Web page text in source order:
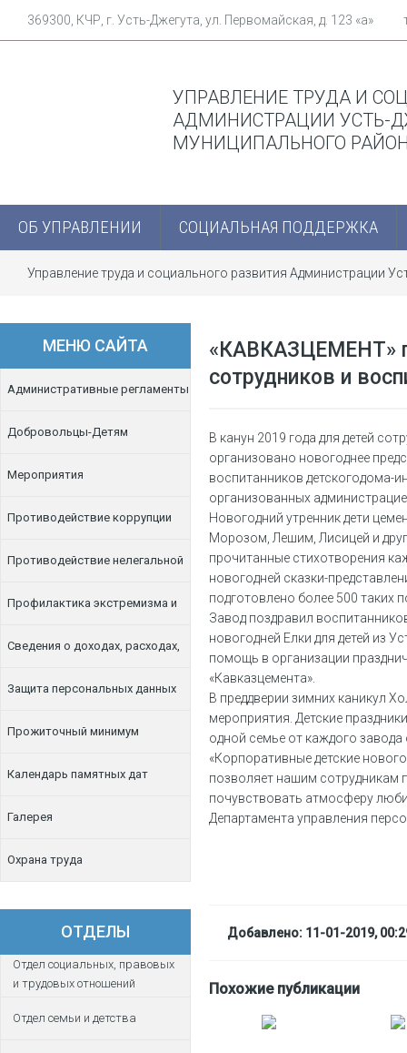
369300, КЧР, г. Усть-Джегута, ул. Первомайская, д. 123 «а»
УПРАВЛЕНИЕ ТРУДА И
АДМИНИСТРАЦИИ УСТЬ-
МУНИЦИПАЛЬНОГО
ОБ УПРАВЛЕНИИ СОЦИАЛЬНАЯ ПОДДЕРЖКА
Управление труда и социального развития Администрации
МЕНЮ САЙТА
Административные регламенты
Добровольцы-Детям
Мероприятия
Противодействие коррупции
Противодействие нелегальной
занятости
Профилактика экстремизма и
терроризма
Сведения о доходах, расходах,
об имуществе и обязательствах
имущественного характера
Защита персональных данных
Прожиточный минимум
Календарь памятных дат
Галерея
Охрана труда
ОТДЕЛЫ
Отдел социальных, правовых
и трудовых отношений
Отдел семьи и детства
«КАВКАЗЦЕМЕНТ»
сотрудников и
В канун 2019 года для детей
организовано новогоднее
воспитанников детскогодома-
организованных
Новогодний утренник дети
Морозом, Лешим, Лисицей и
прочитанные стихотворения
новогодней сказки-
подготовлено более 500 таких
Завод поздравил
новогодней Елки для детей из
помощь в организации
«Кавказцемента».
В преддверии зимних каникул
мероприятия. Детские
одной семье от каждого
«Корпоративные детские
позволяет нашим сотрудникам
почувствовать атмосферу
Департамента управления
Добавлено: 11-01-2019,
Похожие публикации